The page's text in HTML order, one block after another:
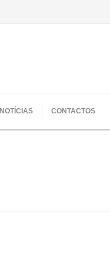
NOTÍCIAS CONTACTOS